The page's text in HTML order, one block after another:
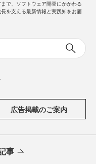
で、ソフトウェア開発にかかわる
を支える最新情報と実践知をお届
広告掲載のご案内
事